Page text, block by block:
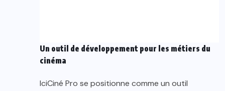
Un outil de développement pour les métiers du
cinéma
IciCiné Pro se positionne comme un outil